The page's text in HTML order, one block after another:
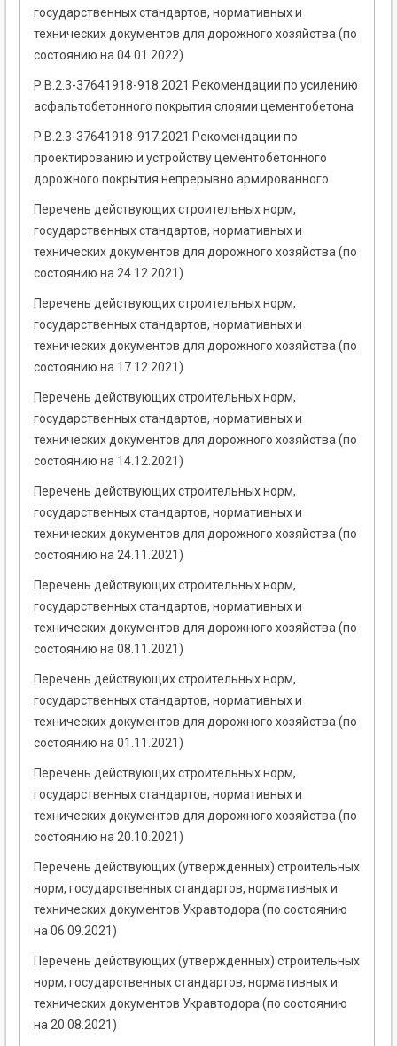
государственных стандартов, нормативных и
технических документов для дорожного хозяйства (по
состоянию на 04.01.2022)
Р В.2.3-37641918-918:2021 Рекомендации по усилению
асфальтобетонного покрытия слоями цементобетона
Р В.2.3-37641918-917:2021 Рекомендации по
проектированию и устройству цементобетонного
дорожного покрытия непрерывно армированного
Перечень действующих строительных норм,
государственных стандартов, нормативных и
технических документов для дорожного хозяйства (по
состоянию на 24.12.2021)
Перечень действующих строительных норм,
государственных стандартов, нормативных и
технических документов для дорожного хозяйства (по
состоянию на 17.12.2021)
Перечень действующих строительных норм,
государственных стандартов, нормативных и
технических документов для дорожного хозяйства (по
состоянию на 14.12.2021)
Перечень действующих строительных норм,
государственных стандартов, нормативных и
технических документов для дорожного хозяйства (по
состоянию на 24.11.2021)
Перечень действующих строительных норм,
государственных стандартов, нормативных и
технических документов для дорожного хозяйства (по
состоянию на 08.11.2021)
Перечень действующих строительных норм,
государственных стандартов, нормативных и
технических документов для дорожного хозяйства (по
состоянию на 01.11.2021)
Перечень действующих строительных норм,
государственных стандартов, нормативных и
технических документов для дорожного хозяйства (по
состоянию на 20.10.2021)
Перечень действующих (утвержденных) строительных
норм, государственных стандартов, нормативных и
технических документов Укравтодора (по состоянию
на 06.09.2021)
Перечень действующих (утвержденных) строительных
норм, государственных стандартов, нормативных и
технических документов Укравтодора (по состоянию
на 20.08.2021)